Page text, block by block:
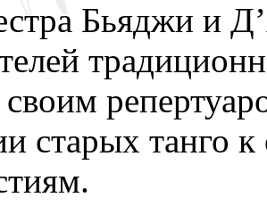
Бьяджи и
старых танго